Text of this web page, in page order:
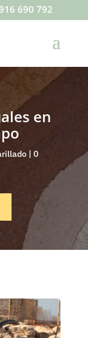
690 792
en
| 0